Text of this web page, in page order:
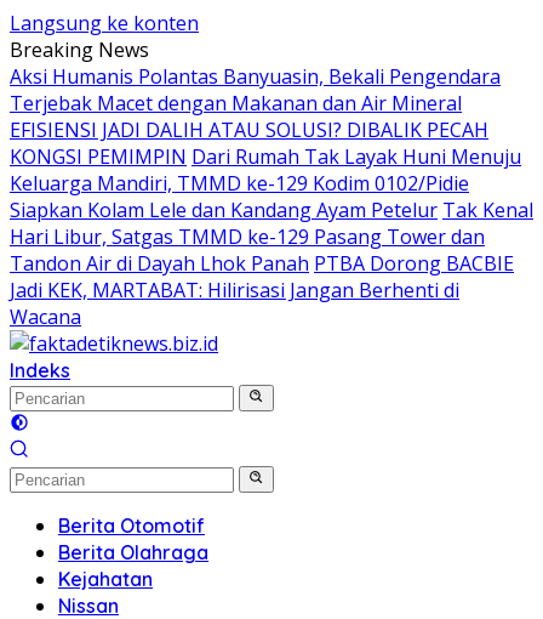
Langsung ke konten
Breaking News
Aksi Humanis Polantas Banyuasin, Bekali Pengendara
Terjebak Macet dengan Makanan dan Air Mineral
EFISIENSI JADI DALIH ATAU SOLUSI? DIBALIK PECAH
KONGSI PEMIMPIN Dari Rumah Tak Layak Huni Menuju
Keluarga Mandiri, TMMD ke-129 Kodim 0102/Pidie
Siapkan Kolam Lele dan Kandang Ayam Petelur Tak Kenal
Hari Libur, Satgas TMMD ke-129 Pasang Tower dan
Tandon Air di Dayah Lhok Panah PTBA Dorong BACBIE
Jadi KEK, MARTABAT: Hilirisasi Jangan Berhenti di
Wacana
Indeks
Berita Otomotif
Berita Olahraga
Kejahatan
Nissan